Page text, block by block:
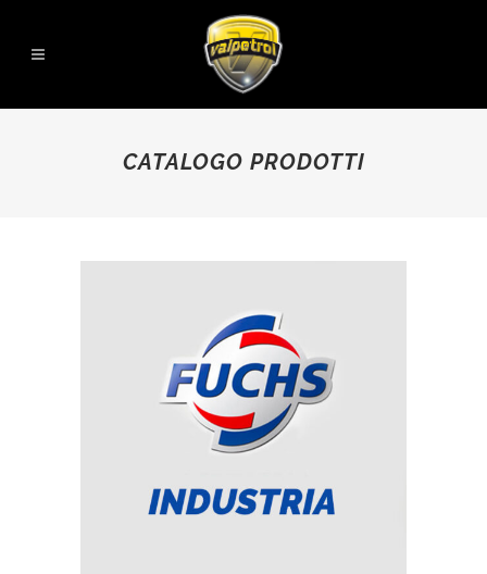
CATALOGO PRODOTTI